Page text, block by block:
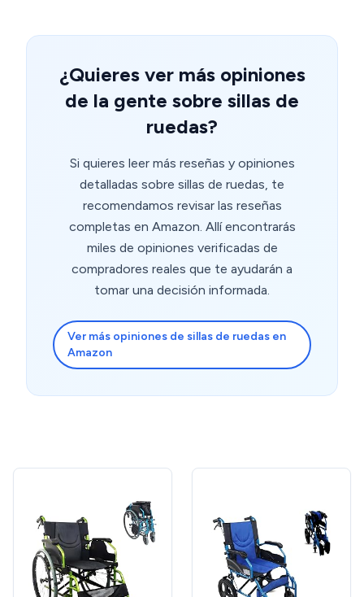
¿Quieres ver más opiniones
de la gente sobre sillas de
ruedas?
Si quieres leer más reseñas y opiniones
detalladas sobre sillas de ruedas, te
recomendamos revisar las reseñas
completas en Amazon. Allí encontrarás
miles de opiniones verificadas de
compradores reales que te ayudarán a
tomar una decisión informada.
Ver más opiniones de sillas de ruedas en
Amazon